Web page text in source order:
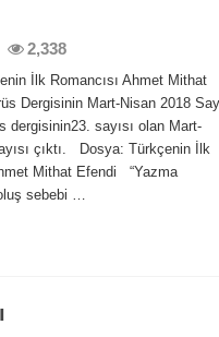
2,338
İlk Romancısı Ahmet Mithat
Dergisinin Mart-Nisan 2018
dergisinin23. sayısı olan Mart-
çıktı. Dosya: Türkçenin İlk
Mithat Efendi “Yazma
sebebi …